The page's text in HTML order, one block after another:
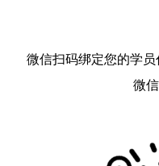
微信扫码绑定您的学
微